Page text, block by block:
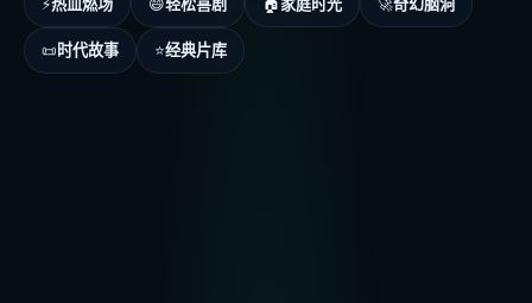
📜时代故事 ⭐经典片库